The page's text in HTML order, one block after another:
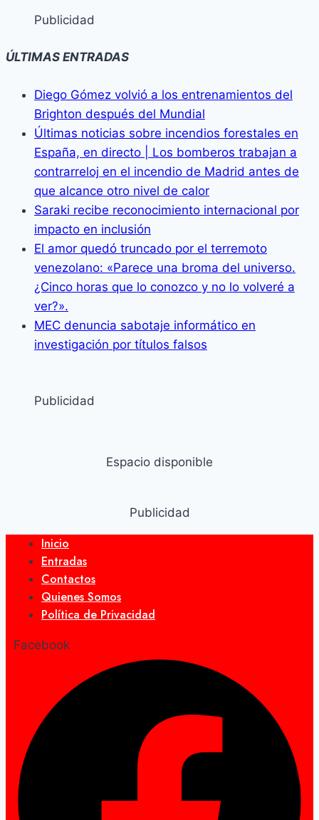
Publicidad
ÚLTIMAS ENTRADAS
Diego Gómez volvió a los entrenamientos del
Brighton después del Mundial
Últimas noticias sobre incendios forestales en
España, en directo | Los bomberos trabajan a
contrarreloj en el incendio de Madrid antes de
que alcance otro nivel de calor
Saraki recibe reconocimiento internacional por
impacto en inclusión
El amor quedó truncado por el terremoto
venezolano: «Parece una broma del universo.
¿Cinco horas que lo conozco y no lo volveré a
ver?».
MEC denuncia sabotaje informático en
investigación por títulos falsos
Publicidad
Espacio disponible
Publicidad
Inicio
Entradas
Contactos
Quienes Somos
Política de Privacidad
Facebook